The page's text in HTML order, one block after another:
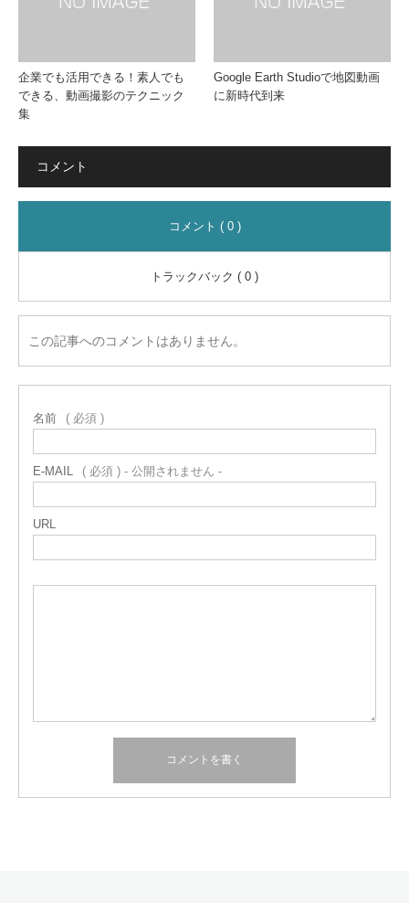
企業でも活用できる！素人でも
できる、動画撮影のテクニック
集
Google Earth Studioで地図動画
に新時代到来
コメント
コメント ( 0 )
トラックバック ( 0 )
この記事へのコメントはありません。
名前 ( 必須 )
E-MAIL ( 必須 ) - 公開されません -
URL